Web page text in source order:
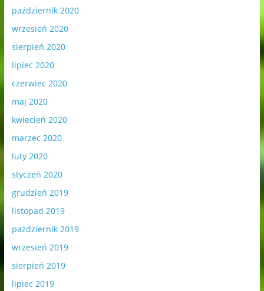
październik 2020
wrzesień 2020
sierpień 2020
lipiec 2020
czerwiec 2020
maj 2020
kwiecień 2020
marzec 2020
luty 2020
styczeń 2020
grudzień 2019
listopad 2019
październik 2019
wrzesień 2019
sierpień 2019
lipiec 2019